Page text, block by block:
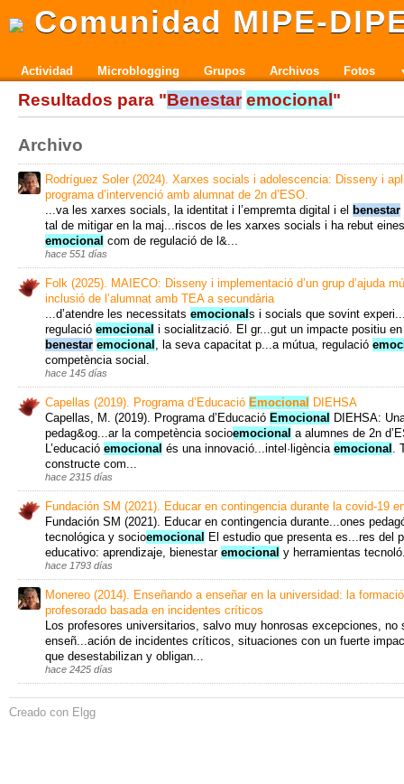
Comunidad MIPE-
Actividad Microblogging Grupos Archivos Fotos
Resultados para "Benestar emocional "
Archivo
Rodríguez Soler (2024). Xarxes socials i adolescencia: Disseny i
programa d’intervenció amb alumnat de 2n d’ESO.
...va les xarxes socials, la identitat i l’empremta digital i el benestar
tal de mitigar en la maj...riscos de les xarxes socials i ha rebut
emocional com de regulació de l&...
hace 551 días
Folk (2025). MAIECO: Disseny i implementació d’un grup d’ajuda
inclusió de l’alumnat amb TEA a secundària
...d’atendre les necessitats emocional s i socials que sovint
regulació emocional i socialització. El gr...gut un impacte positiu
benestar emocional , la seva capacitat p...a mútua, regulació
competència social.
hace 145 días
Capellas (2019). Programa d’Educació Emocional DIEHSA
Capellas, M. (2019). Programa d’Educació Emocional DIEHSA:
pedag&og...ar la competència socioemocional a alumnes de 2n
L’educació emocional és una innovació...intel·ligència emocional .
constructe com...
hace 2315 días
Fundación SM (2021). Educar en contingencia durante la covid-19
Fundación SM (2021). Educar en contingencia durante...ones
tecnológica y socioemocional El estudio que presenta es...res del
educativo: aprendizaje, bienestar emocional y herramientas
hace 1793 días
Monereo (2014). Enseñando a enseñar en la universidad: la
profesorado basada en incidentes críticos
Los profesores universitarios, salvo muy honrosas excepciones, no
enseñ...ación de incidentes críticos, situaciones con un fuerte
que desestabilizan y obligan...
hace 2425 días
Creado con Elgg